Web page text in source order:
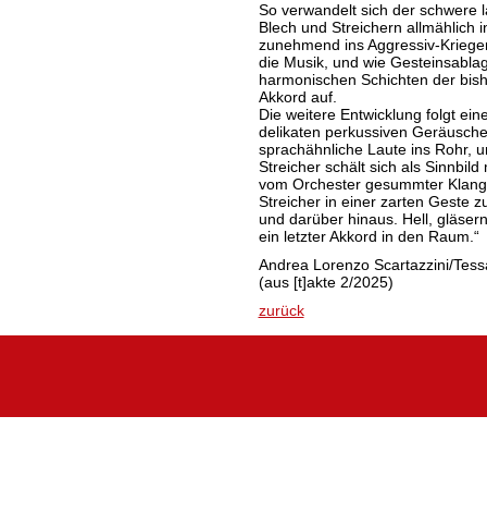
So verwandelt sich der schwere
Blech und Streichern allmählich
zunehmend ins Aggressiv-
die Musik, und wie
harmonischen Schichten der
Akkord auf.
Die weitere Entwicklung folgt
delikaten perkussiven
sprachähnliche Laute ins Rohr,
Streicher schält sich als
vom Orchester gesummter
Streicher in einer zarten Geste
und darüber hinaus. Hell,
ein letzter Akkord in den
Andrea Lorenzo Scartazzini/
(aus [t]akte 2/2025)
zurück